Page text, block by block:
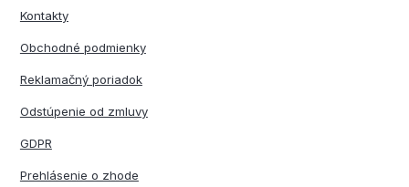
Kontakty
Obchodné podmienky
Reklamačný poriadok
Odstúpenie od zmluvy
GDPR
Prehlásenie o zhode